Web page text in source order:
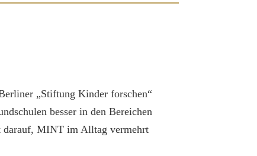
„Stiftung Kinder forschen“
besser in den Bereichen
darauf, MINT im Alltag vermehrt